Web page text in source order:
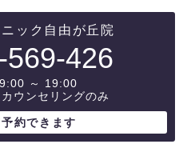
569-426
～ 19:00
ウンセリングのみ